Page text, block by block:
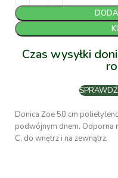
Czas wysyłki
Donica Zoe 50 cm
podwójnym dnem. Odporna
C, do wnętrz i na zewnątrz.